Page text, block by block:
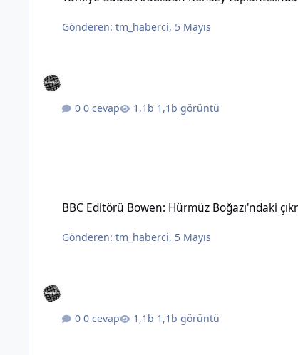
Gönderen:tm_haberci, 5 Mayıs
0 cevap 1,1b görüntü
BBC Editörü Bowen: Hürmüz Boğazı'ndaki
Gönderen:tm_haberci, 5 Mayıs
0 cevap 1,1b görüntü